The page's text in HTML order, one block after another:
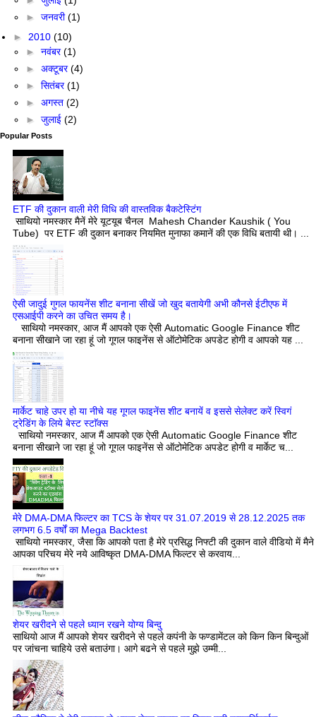
► जनवरी(1)
► 2010 (10)
► नवंबर(1)
► अक्टूबर(4)
► सितंबर(1)
► अगस्त (2)
► जुलाई (2)
Popular Posts
ETF की दुकान वाली मेरी विधि की वास्तविक बैकटेस्टिंग
साथियो नमस्कार मैनें मेरे यूटयूब चैनल Mahesh Chander Kaushik ( You
Tube) पर ETF की दुकान बनाकर नियमित मुनाफा कमानें की एक विधि बतायी थी। ...
ऐसी जादुई गुगल फायनेंस शीट बनाना सीखें जो खुद बतायेगी अभी कौनसे ईटीएफ में
एसआईपी करने का उचित समय है।
साथियो नमस्कार, आज मैं आपको एक ऐसी Automatic Google Finance शीट
बनाना सीखाने जा रहा हूं जो गूगल फाइनेंस से ऑटोमेटिक अपडेट होगी व आपको यह ...
मार्केट चाहे उपर हो या नीचे यह गूगल फाइनेंस शीट बनायें व इससे सेलेक्ट करें स्विगं
ट्रेडिंग के लिये बेस्ट स्टाॅक्स
साथियो नमस्कार, आज मैं आपको एक ऐसी Automatic Google Finance शीट
बनाना सीखाने जा रहा हूं जो गूगल फाइनेंस से ऑटोमेटिक अपडेट होगी व मार्केट च...
मेरे DMA-DMA फिल्टर का TCS के शेयर पर 31.07.2019 से 28.12.2025 तक
लगभग 6.5 वर्षों का Mega Backtest
साथियो नमस्कार, जैसा कि आपको पता है मेरे प्रसिद्ध निफ्टी की दुकान वाले वीडियो में मैने
आपका परिचय मेरे नये आविष्कृत DMA-DMA फिल्टर से करवाय...
शेयर खरीदने से पहले ध्यान रखने योग्य बिन्दु
साथियो आज मैं आपको शेयर खरीदने से पहले कपंनी के फण्डामेंटल को किन किन बिन्दुओं
पर जांचना चाहिये उसे बताउंगा। आगे बढने से पहले मुझे उम्मी...